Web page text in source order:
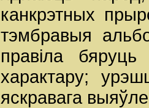
канкрэтных
тэмбравыя
правіла
характару;
яскравага